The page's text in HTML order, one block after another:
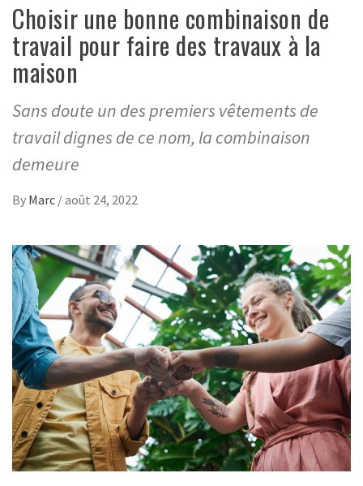
Choisir une bonne combinaison de
travail pour faire des travaux à la
maison
Sans doute un des premiers vêtements de
travail dignes de ce nom, la combinaison
demeure
By Marc /août 24, 2022